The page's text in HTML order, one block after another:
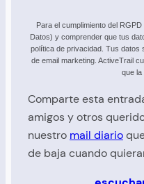
Para el cumplimiento del
Datos) y comprender que tus
política de privacidad. Tus datos
de email marketing. ActiveTrail
que la
Comparte esta
amigos y otros
nuestro mail diario
de baja cuando